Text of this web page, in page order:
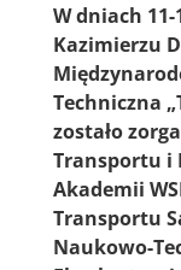
W dniach
Kazimierzu
Techniczna
zostało
Transportu i
Akademii
Transportu
Naukowo-